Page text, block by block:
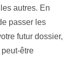
autres. En
passer les
futur dossier,
être